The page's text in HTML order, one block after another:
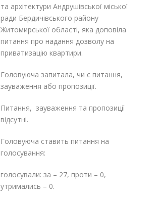
та архітектури Андрушівської міської
ради Бердичівського району
Житомирської області, яка доповіла
питання про надання дозволу на
приватизацію квартири.
Головуюча запитала, чи є питання,
зауваження або пропозиції.
Питання, зауваження та пропозиції
відсутні.
Головуюча ставить питання на
голосування:
голосували: за – 27, проти – 0,
утримались – 0.